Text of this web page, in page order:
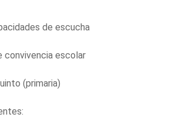
de escucha
convivencia escolar
(primaria)